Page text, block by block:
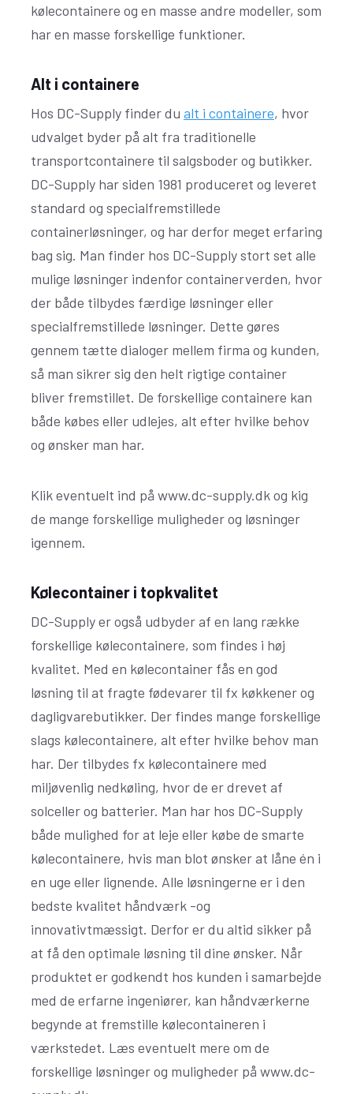
kølecontainere og en masse andre modeller, som
har en masse forskellige funktioner.
Alt i containere
Hos DC-Supply finder du alt i containere, hvor
udvalget byder på alt fra traditionelle
transportcontainere til salgsboder og butikker.
DC-Supply har siden 1981 produceret og leveret
standard og specialfremstillede
containerløsninger, og har derfor meget erfaring
bag sig. Man finder hos DC-Supply stort set alle
mulige løsninger indenfor containerverden, hvor
der både tilbydes færdige løsninger eller
specialfremstillede løsninger. Dette gøres
gennem tætte dialoger mellem firma og kunden,
så man sikrer sig den helt rigtige container
bliver fremstillet. De forskellige containere kan
både købes eller udlejes, alt efter hvilke behov
og ønsker man har.
Klik eventuelt ind på www.dc-supply.dk og kig
de mange forskellige muligheder og løsninger
igennem.
Kølecontainer i topkvalitet
DC-Supply er også udbyder af en lang række
forskellige kølecontainere, som findes i høj
kvalitet. Med en kølecontainer fås en god
løsning til at fragte fødevarer til fx køkkener og
dagligvarebutikker. Der findes mange forskellige
slags kølecontainere, alt efter hvilke behov man
har. Der tilbydes fx kølecontainere med
miljøvenlig nedkøling, hvor de er drevet af
solceller og batterier. Man har hos DC-Supply
både mulighed for at leje eller købe de smarte
kølecontainere, hvis man blot ønsker at låne én i
en uge eller lignende. Alle løsningerne er i den
bedste kvalitet håndværk -og
innovativtmæssigt. Derfor er du altid sikker på
at få den optimale løsning til dine ønsker. Når
produktet er godkendt hos kunden i samarbejde
med de erfarne ingeniører, kan håndværkerne
begynde at fremstille kølecontaineren i
værkstedet. Læs eventuelt mere om de
forskellige løsninger og muligheder på www.dc-